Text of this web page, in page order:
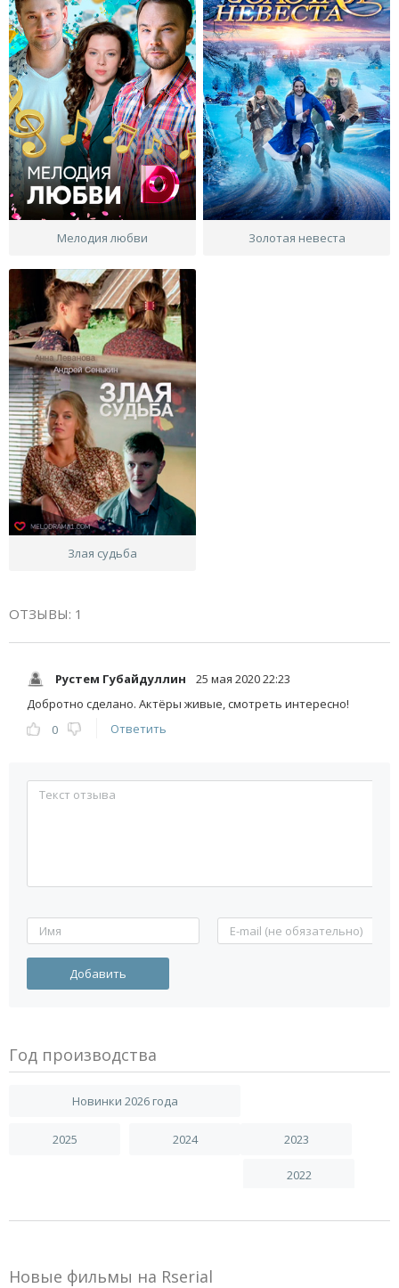
Мелодия любви Золотая невеста
Злая судьба
ОТЗЫВЫ: 1
Рустем Губайдуллин
25 мая 2020 22:23
Добротно сделано. Актёры живые, смотреть интересно!
0
Ответить
Год производства
Новинки 2026 года
2025 2024 2023
2022
Новые фильмы на Rserial